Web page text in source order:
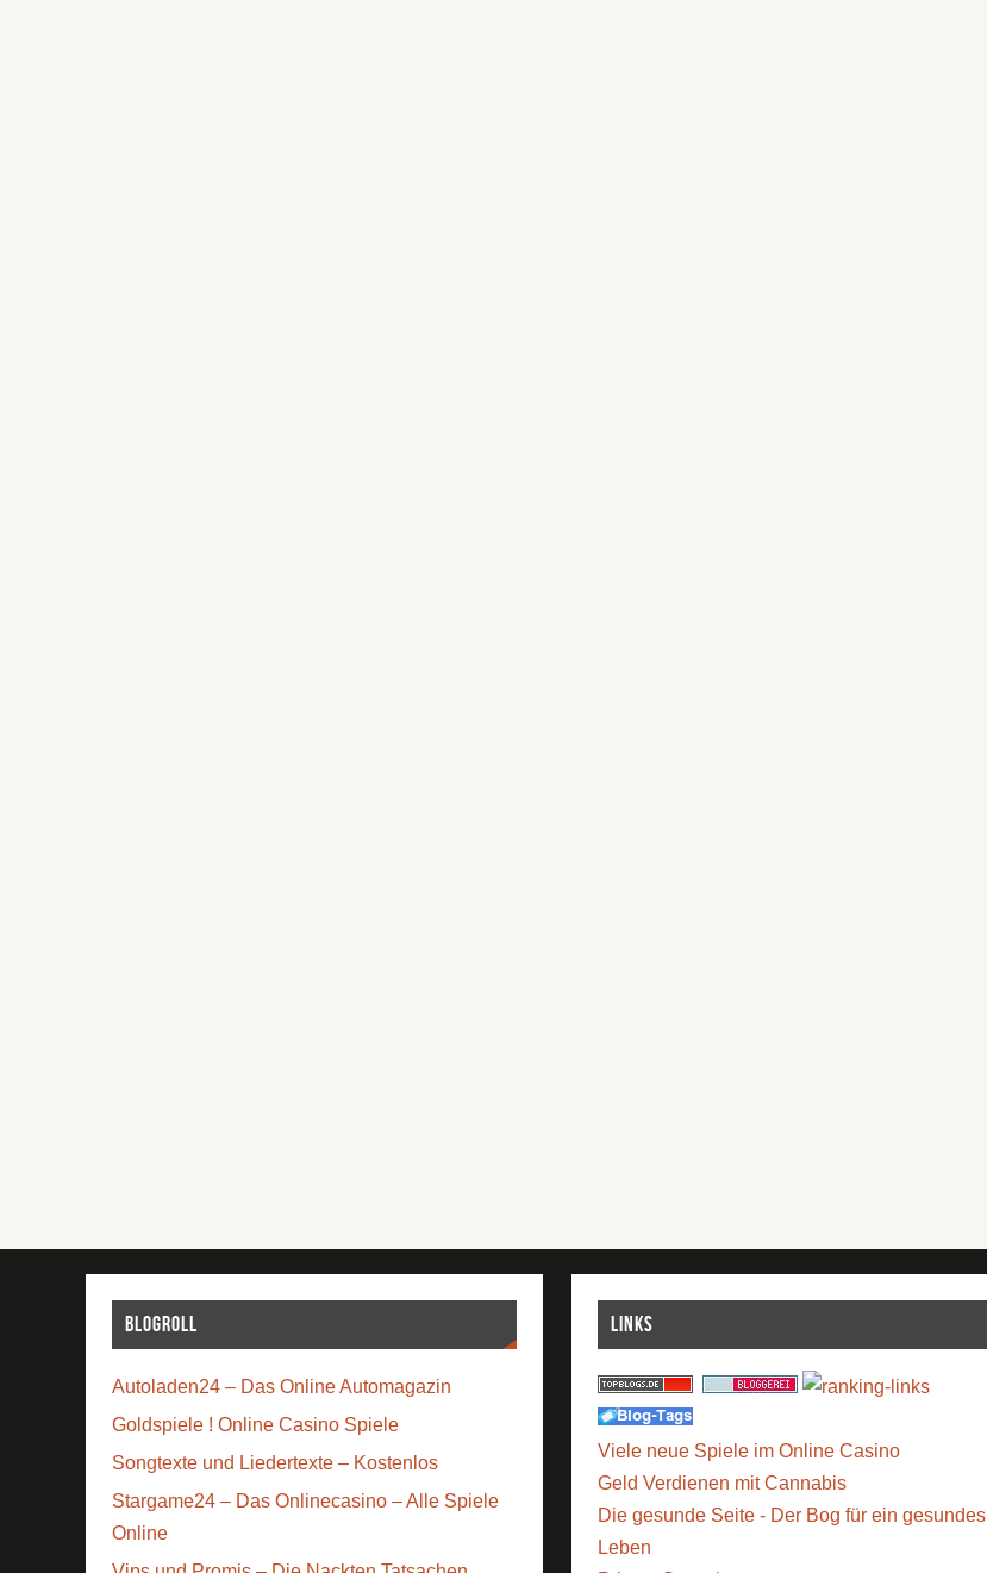
Blogroll
Autoladen24 – Das Online Automagazin
Goldspiele ! Online Casino Spiele
Songtexte und Liedertexte – Kostenlos
Stargame24 – Das Onlinecasino – Alle Spiele
Online
Links
Viele neue Spiele im Online Casino
Geld Verdienen mit Cannabis
Die gesunde Seite - Der Bog für ein gesundes
Leben